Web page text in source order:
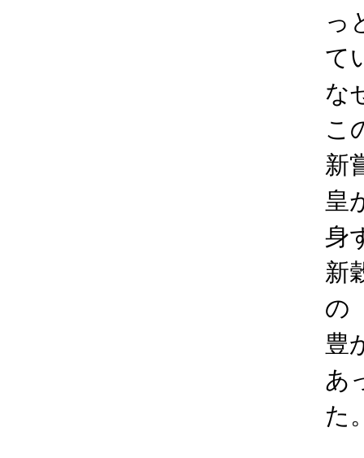
っ
て
な
こ
新
皇
身
新
の
豊
あ
た